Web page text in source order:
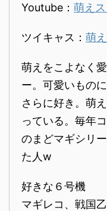
Youtube： 萌え
ツイキャス： 萌
萌えをこよなく
ー。可愛いもの
さらに好き。萌
っている。毎年
のまどマギシリ
た人w
好きな６号機
マギレコ、戦国